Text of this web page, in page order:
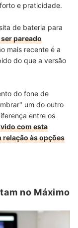
e praticidade.
de bateria para
pareado
mais recente é a
do que a versão
do fone de
um do outro
entre os
com esta
relação às opções
no Máximo